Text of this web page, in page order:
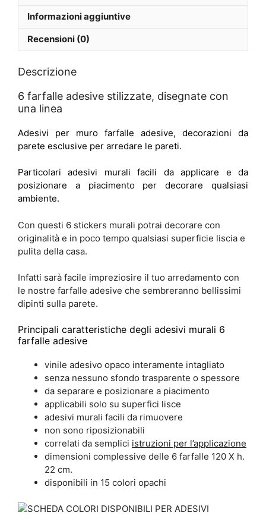
Informazioni aggiuntive
Recensioni (0)
Descrizione
6 farfalle adesive stilizzate, disegnate con
una linea
Adesivi per muro farfalle adesive, decorazioni da
parete esclusive per arredare le pareti.
Particolari adesivi murali facili da applicare e da
posizionare a piacimento per decorare qualsiasi
ambiente.
Con questi 6 stickers murali potrai decorare con
originalità e in poco tempo qualsiasi superficie liscia e
pulita della casa.
Infatti sarà facile impreziosire il tuo arredamento con
le nostre farfalle adesive che sembreranno bellissimi
dipinti sulla parete.
Principali caratteristiche degli adesivi murali 6
farfalle adesive
vinile adesivo opaco interamente intagliato
senza nessuno sfondo trasparente o spessore
da separare e posizionare a piacimento
applicabili solo su superfici lisce
adesivi murali facili da rimuovere
non sono riposizionabili
correlati da semplici istruzioni per l’applicazione
dimensioni complessive delle 6 farfalle 120 X h.
22 cm.
disponibili in 15 colori opachi